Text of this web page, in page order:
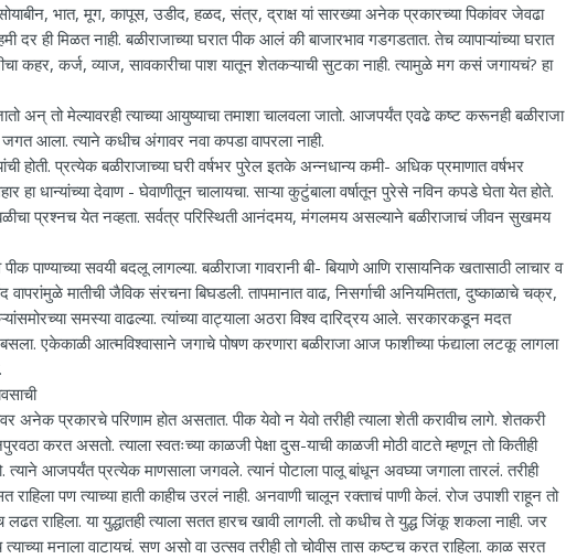
भात, मूग, कापूस, उडीद, हळद, संत्र, द्राक्ष यां सारख्या अनेक प्रकारच्या पिकांवर जेवढा
दर ही मिळत नाही. बळीराजाच्या घरात पीक आलं की बाजारभाव गडगडतात. तेच व्यापाऱ्यांच्या घरात
कहर, कर्ज, व्याज, सावकारीचा पाश यातून शेतकऱ्याची सुटका नाही. त्यामुळे मग कसं जगायचं? हा
अन् तो मेल्यावरही त्याच्या आयुष्याचा तमाशा चालवला जातो. आजपर्यंत एवढे कष्ट करूनही बळीराजा
आला. त्याने कधीच अंगावर नवा कपडा वापरला नाही.
होती. प्रत्येक बळीराजाच्या घरी वर्षभर पुरेल इतके अन्नधान्य कमी- अधिक प्रमाणात वर्षभर
धान्यांच्या देवाण - घेवाणीतून चालायचा. साऱ्या कुटुंबाला वर्षातून पुरेसे नविन कपडे घेता येत होते.
प्रश्नच येत नव्हता. सर्वत्र परिस्थिती आनंदमय, मंगलमय असल्याने बळीराजाचं जीवन सुखमय
पाण्याच्या सवयी बदलू लागल्या. बळीराजा गावरानी बी- बियाणे आणि रासायनिक खतासाठी लाचार व
मातीची जैविक संरचना बिघडली. तापमानात वाढ, निसर्गाची अनियमितता, दुष्काळाचे चक्र,
समस्या वाढल्या. त्यांच्या वाट्याला अठरा विश्व दारिद्रय आले. सरकारकडून मदत
एकेकाळी आत्मविश्वासाने जगाचे पोषण करणारा बळीराजा आज फाशीच्या फंद्याला लटकू लागला
अनेक प्रकारचे परिणाम होत असतात. पीक येवो न येवो तरीही त्याला शेती करावीच लागे. शेतकरी
करत असतो. त्याला स्वतःच्या काळजी पेक्षा दुस-याची काळजी मोठी वाटते म्हणून तो कितीही
आजपर्यंत प्रत्येक माणसाला जगवले. त्यानं पोटाला पालू बांधून अवघ्या जगाला तारलं. तरीही
पण त्याच्या हाती काहीच उरलं नाही. अनवाणी चालून रक्ताचं पाणी केलं. रोज उपाशी राहून तो
राहिला. या युद्धातही त्याला सतत हारच खावी लागली. तो कधीच ते युद्ध जिंकू शकला नाही. जर
मनाला वाटायचं. सण असो वा उत्सव तरीही तो चोवीस तास कष्टच करत राहिला. काळ सरत